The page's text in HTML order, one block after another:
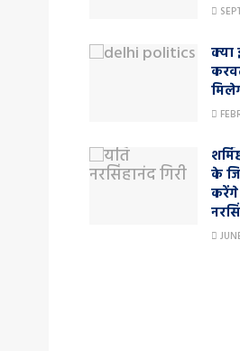
क्या
के
करेंगे